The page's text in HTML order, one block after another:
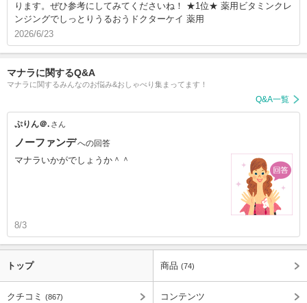
ります。ぜひ参考にしてみてくださいね！ ★1位★ 薬用ビタミンクレ
ンジングでしっとりうるおうドクターケイ 薬用
2026/6/23
マナラに関するQ&A
マナラに関するみんなのお悩み&おしゃべり集まってます！
Q&A一覧
ぷりん＠. さん
ノーファンデへの回答
マナラいかがでしょうか＾＾
8/3
トップ 商品 (74)
クチコミ (867) コンテンツ